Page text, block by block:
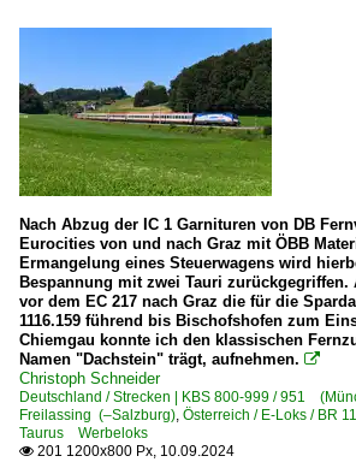
Nach Abzug der IC 1 Garnituren von DB
Eurocities von und nach Graz mit ÖBB
Ermangelung eines Steuerwagens wird
Bespannung mit zwei Tauri zurückgegriffen.
vor dem EC 217 nach Graz die für die
1116.159 führend bis Bischofshofen zum
Chiemgau konnte ich den klassischen
Namen "Dachstein" trägt, aufnehmen. 
Christoph Schneider
Deutschland / Strecken | KBS 800-999 / 951
Freilassing (–Salzburg), Österreich / E-Loks / BR
Taurus Werbeloks
 201 1200x800 Px, 10.09.2024